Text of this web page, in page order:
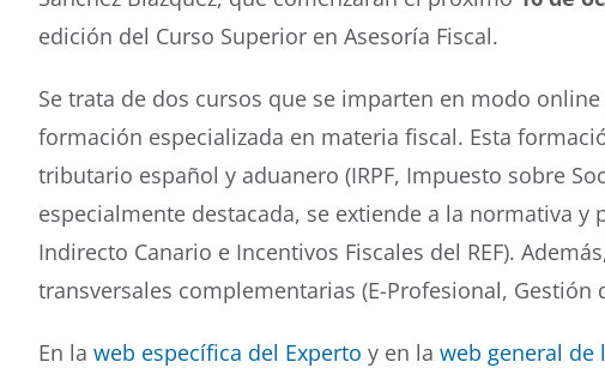
edición del Curso Superior en Asesoría Fiscal.
Se trata de dos cursos que se imparten en modo
formación especializada en materia fiscal. Esta
tributario español y aduanero (IRPF, Impuesto sobre
especialmente destacada, se extiende a la normativa
Indirecto Canario e Incentivos Fiscales del REF).
transversales complementarias (E-Profesional, Gestión
En la web específica del Experto y en la web general de